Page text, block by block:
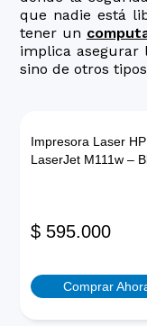
que nadie está
tener un
implica asegurar
sino de otros
Impresora Laser HP
LaserJet M111w –
$ 595.000
Comprar